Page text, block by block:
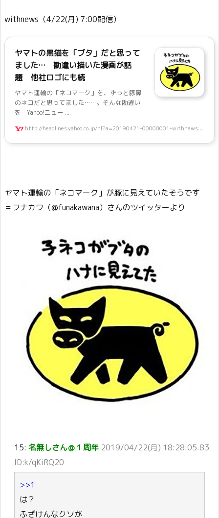
withnews（4/22(月) 7:00配信）
ヤマトの黒猫を「ブタ」だと思って
ました… 勘違い描いた漫画が話
題 他社ロゴにも続
ヤマト運輸の「ネコマーク」を、ずっと豚鼻
のネコだと思ってました……。そんな勘違い
を - Yahoo!ニュー ...
http://headlines.yahoo.co.jp/hl?a=20190421-00000001-withnews...
ヤマト運輸の「ネコマーク」が豚に見えていたそうです
＝フナカワ（@funakawana）さんのツイッターより
15: 名無しさん＠１周年 2019/04/22(月) 18:28:05.83
ID:k/qKiRQ20
>>1
は？
ふざけんなクソが